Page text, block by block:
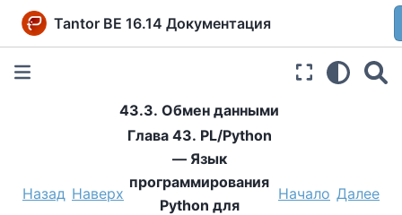
Tantor BE 16.14 Документация
43.3. Обмен данными
Назад Наверх
Глава 43. PL/Python
— Язык
программирования
Python для
Начало Далее